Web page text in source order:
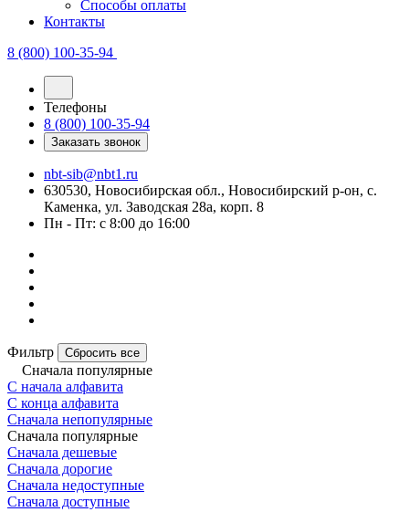
Способы оплаты
Контакты
8 (800) 100-35-94
Телефоны
8 (800) 100-35-94
Заказать звонок
nbt-sib@nbt1.ru
630530, Новосибирская обл., Новосибирский р-он, с.
Каменка, ул. Заводская 28а, корп. 8
Пн - Пт: с 8:00 до 16:00
Фильтр Сбросить все
Сначала популярные
С начала алфавита
С конца алфавита
Сначала непопулярные
Сначала популярные
Сначала дешевые
Сначала дорогие
Сначала недоступные
Сначала доступные